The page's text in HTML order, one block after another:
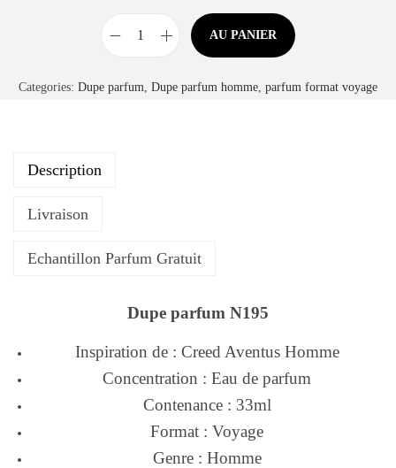
AU PANIER
Categories: Dupe parfum, Dupe parfum homme, parfum format voyage
Description
Livraison
Echantillon Parfum Gratuit
Dupe parfum N195
Inspiration de : Creed Aventus Homme
Concentration : Eau de parfum
Contenance : 33ml
Format : Voyage
Genre : Homme